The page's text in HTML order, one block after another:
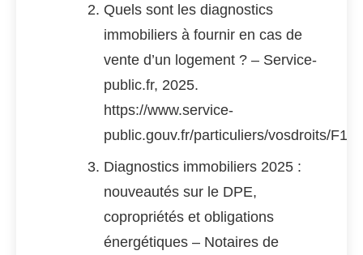
Quels sont les diagnostics
immobiliers à fournir en cas de
vente d’un logement ? – Service-
public.fr, 2025.
https://www.service-
public.gouv.fr/particuliers/vosdroits/
Diagnostics immobiliers 2025 :
nouveautés sur le DPE,
copropriétés et obligations
énergétiques – Notaires de